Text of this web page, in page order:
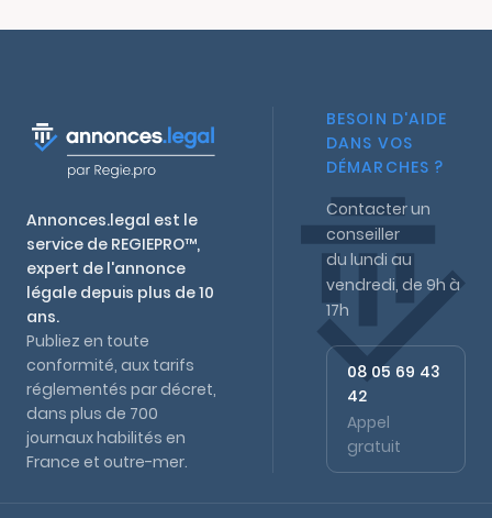
Annonces.legal est le
service de REGIEPRO™,
expert de l'annonce
légale depuis plus de 10
ans.
Publiez en toute
conformité, aux tarifs
réglementés par décret,
dans plus de 700
journaux habilités en
France et outre-mer.
BESOIN D'AIDE
DANS VOS
DÉMARCHES ?
Contacter un
conseiller
du lundi au
vendredi, de 9h à
17h
08 05 69 43
42
Appel
gratuit